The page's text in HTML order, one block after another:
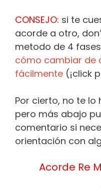
CONSEJO: si te
acorde a otro,
metodo de 4
cómo cambiar de
fácilmente (¡click
Por cierto, no te
pero más abajo
comentario si
orientación con
Acorde Re